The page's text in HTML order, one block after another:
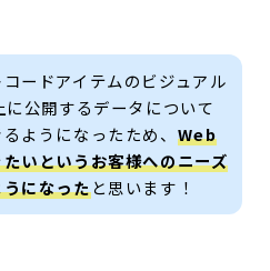
ードアイテムのビジュアル
公開するデータについて
ようになったため、 Web
いというお客様へのニーズ
になったと思います！